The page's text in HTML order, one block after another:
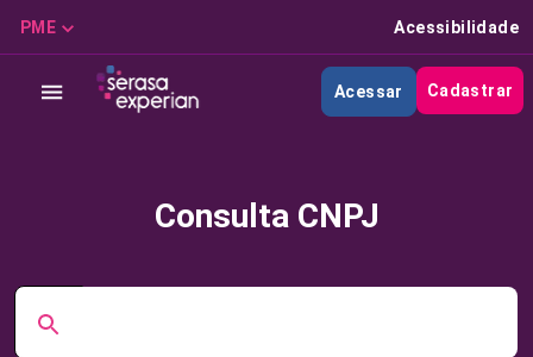
PME Acessibilidade
Acessar Cadastrar
Consulta CNPJ